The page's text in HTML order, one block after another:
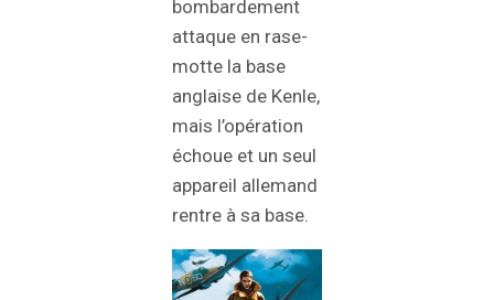
bombardement
attaque en rase-
motte la base
anglaise de Kenle,
mais l’opération
échoue et un seul
appareil allemand
rentre à sa base.